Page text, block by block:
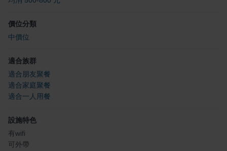
價位分類
中價位
適合族群
適合朋友聚餐
適合家庭聚餐
適合一人用餐
設施特色
有wifi
可外帶